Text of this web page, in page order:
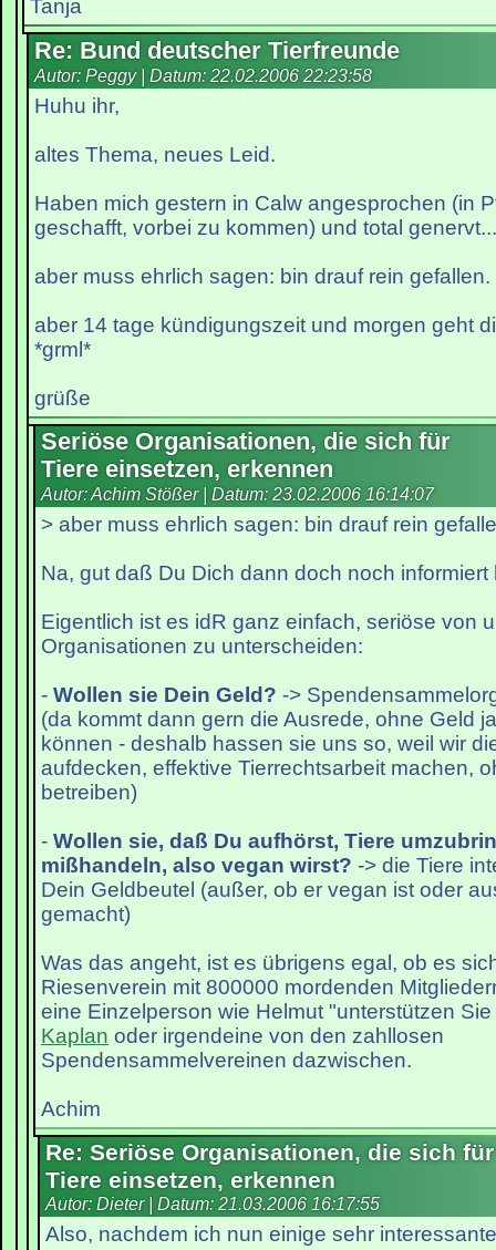
Tanja
Re: Bund deutscher Tierfreunde
Autor: Peggy | Datum: 22.02.2006 22:23:58
Huhu ihr,
altes Thema, neues Leid.
Haben mich gestern in Calw angesprochen (in
geschafft, vorbei zu kommen) und total genervt...
aber muss ehrlich sagen: bin drauf rein gefallen.
aber 14 tage kündigungszeit und morgen geht
*grml*
grüße
Seriöse Organisationen, die sich für
Tiere einsetzen, erkennen
Autor: Achim Stößer | Datum: 23.02.2006 16:14:07
> aber muss ehrlich sagen: bin drauf rein
Na, gut daß Du Dich dann doch noch informiert
Eigentlich ist es idR ganz einfach, seriöse von
Organisationen zu unterscheiden:
- Wollen sie Dein Geld? ->
(da kommt dann gern die Ausrede, ohne Geld
können - deshalb hassen sie uns so, weil wir
aufdecken, effektive Tierrechtsarbeit machen,
betreiben)
- Wollen sie, daß Du aufhörst, Tiere
mißhandeln, also vegan wirst? -> die Tiere
Dein Geldbeutel (außer, ob er vegan ist oder
gemacht)
Was das angeht, ist es übrigens egal, ob es
Riesenverein mit 800000 mordenden
eine Einzelperson wie Helmut "unterstützen
Kaplan oder irgendeine von den zahllosen
Spendensammelvereinen dazwischen.
Achim
Re: Seriöse Organisationen, die sich für
Tiere einsetzen, erkennen
Autor: Dieter | Datum: 21.03.2006 16:17:55
Also, nachdem ich nun einige sehr